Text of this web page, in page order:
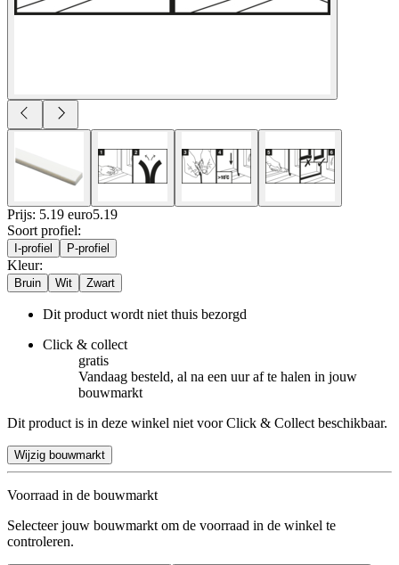
Prijs: 5.19 euro5.19
Soort profiel:
I-profiel P-profiel
Kleur:
Bruin Wit Zwart
Dit product wordt niet thuis bezorgd
Click & collect
gratis
Vandaag besteld, al na een uur af te halen in jouw
bouwmarkt
Dit product is in deze winkel niet voor Click & Collect beschikbaar.
Wijzig bouwmarkt
Voorraad in de bouwmarkt
Selecteer jouw bouwmarkt om de voorraad in de winkel te
controleren.